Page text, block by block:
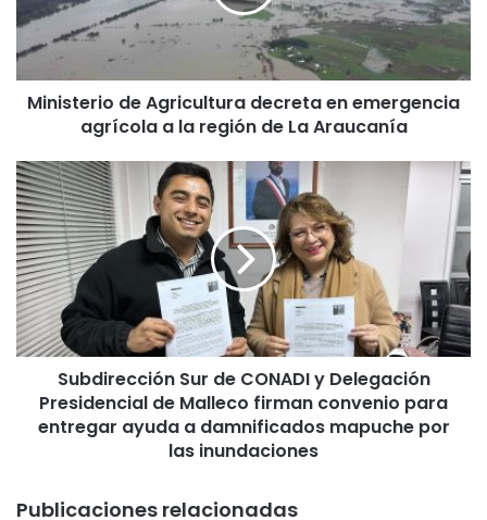
t
e
r
i
A
g
r
i
c
u
l
t
u
e
Ministerio de Agricultura decreta en emergencia
agrícola a la región de La Araucanía
S
u
b
d
i
r
e
c
c
d
Subdirección Sur de CONADI y Delegación
Presidencial de Malleco firman convenio para
entregar ayuda a damnificados mapuche por
las inundaciones
Publicaciones relacionadas